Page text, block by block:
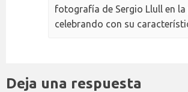
fotografía de Sergio Llull en
celebrando con su
Deja una respuesta